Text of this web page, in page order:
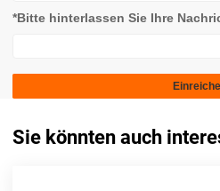
*Bitte hinterlassen Sie Ihre
Sie könnten auch